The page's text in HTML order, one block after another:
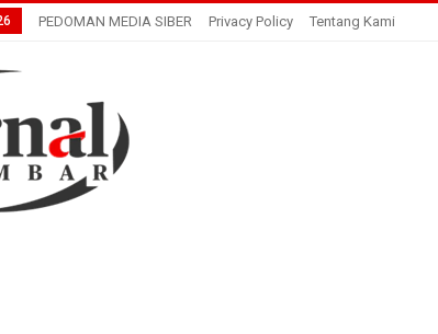
PEDOMAN MEDIA SIBER Privacy Policy Tentang Kami